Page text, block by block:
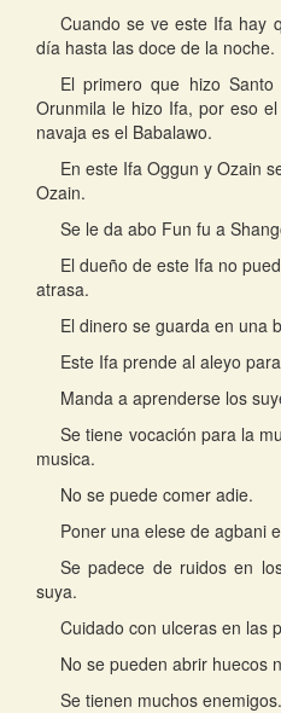
Cuando se ve este Ifa hay
día hasta las doce de la noche.
El primero que hizo
Orunmila le hizo Ifa, por eso
navaja es el Babalawo.
En este Ifa Oggun y Ozain
Ozain.
Se le da abo Fun fu a
El dueño de este Ifa no
atrasa.
El dinero se guarda en una
Este Ifa prende al aleyo
Manda a aprenderse los
Se tiene vocación para la
musica.
No se puede comer adie.
Poner una elese de agbani
Se padece de ruidos en
suya.
Cuidado con ulceras en las
No se pueden abrir huecos
Se tienen muchos enemigos.